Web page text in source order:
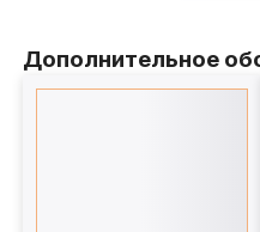
Дополнительное